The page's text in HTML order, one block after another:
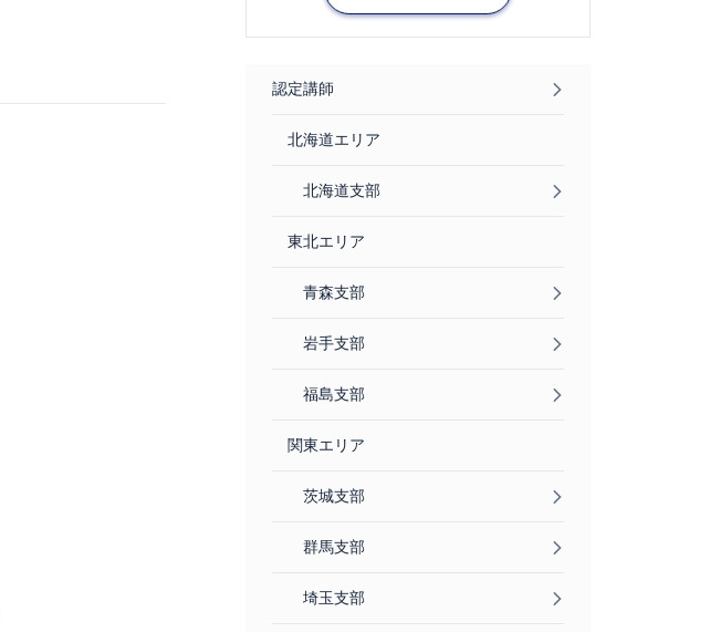
認定講師
北海道エリア
北海道支部
東北エリア
青森支部
岩手支部
福島支部
関東エリア
茨城支部
群馬支部
埼玉支部